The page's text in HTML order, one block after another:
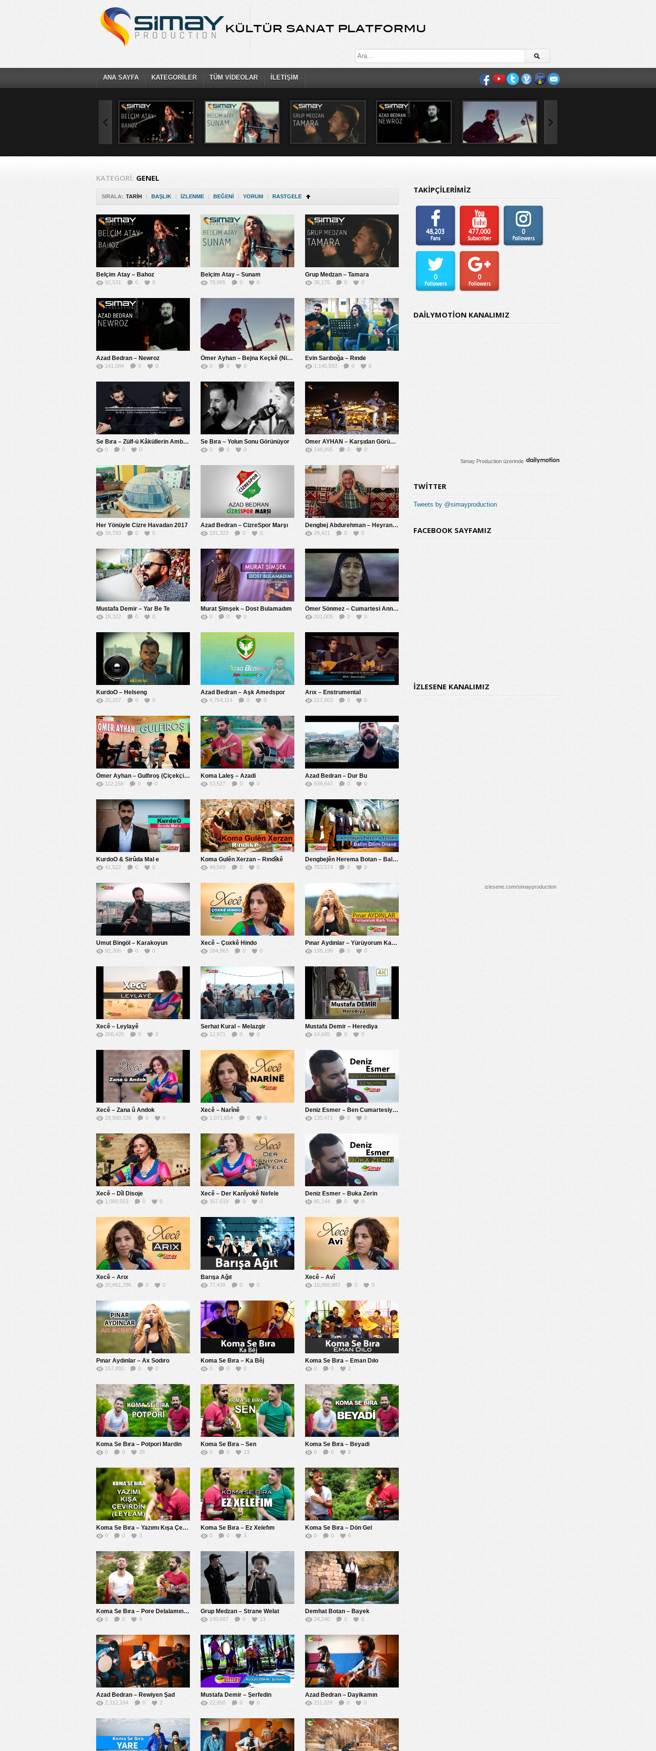
ANA SAYFA KATEGORİLER TÜM VİDEOLAR İLETİŞİM
KATEGORI: GENEL
SIRALA: TARIH | BAŞLIK | İZLENME | BEĞENI | YORUM | RASTGELE
Belçim Atay – Bahoz
92,531 0 0
Belçim Atay – Sunam
78,985 0 0
Grup Medzan – Tamara
36,175 0 0
Azad Bedran – Newroz
141,084 0 0
Ömer Ayhan – Bejna Keçkê (Nine Nine)
0 0 0
Evin Sarıboğa – Rınde
1,145,593 0 0
Se Bıra – Zülf-ü Kâküllerin Amber Misali
0 0 0
Se Bıra – Yolun Sonu Görünüyor
0 0 0
Ömer AYHAN – Karşıdan Görünen Ne Güzel Yayla
148,895 0 0
Her Yönüyle Cizre Havadan 2017
39,793 0 0
Azad Bedran – CizreSpor Marşı
191,323 0 0
Dengbej Abdurehman – Heyran Jaro
29,421 0 0
Mustafa Demir – Yar Be Te
18,322 0 0
Murat Şimşek – Dost Bulamadım
0 0 0
Ömer Sönmez – Cumartesi Anneleri
201,005 0 0
KurdoO – Helseng
20,207 0 0
Azad Bedran – Aşk Amedspor
4,754,114 0 0
Arıx – Enstrumental
217,803 0 0
Ömer Ayhan – Gulfıroş (Çiçekçi) 2017
112,158 0 0
Koma Laleş – Azadi
53,527 0 0
Azad Bedran – Dur Bu
938,647 0 0
KurdoO & Sirûda Mal e
41,522 0 0
Koma Gulên Xerzan – Rındîkê
49,569 0 0
Dengbejên Herema Botan – Balîm Dîlım Dilanê
753,574 0 0
Umut Bingöl – Karakoyun
92,306 0 0
Xecê – Çoxkê Hindo
184,963 0 0
Pınar Aydınlar – Yürüyorum Karlı Yolda
138,196 0 0
Xecê – Leylayê
266,425 0 0
Serhat Kural – Melazgir
12,971 0 0
Mustafa Demir – Herediya
14,685 0 0
Xecê – Zana û Andok
28,990,336 0 0
Xecê – Narînê
1,071,654 0 0
Deniz Esmer – Ben Cumartesiyim ( Ez Şemîme)
135,471 0 0
Xecê – Dîl Disoje
1,000,553 0 0
Xecê – Der Kanîyokê Nefele
357,619 0 0
Deniz Esmer – Buka Zerin
85,144 0 0
Xecê – Arıx
20,861,786 0 0
Barışa Ağıt
77,439 0 0
Xecê – Avî
10,086,983 0 0
Pınar Aydınlar – Ax Sodıro
157,880 0 0
Koma Se Bıra – Ka Bêj
0 0 0
Koma Se Bıra – Eman Dılo
0 0 2
Koma Se Bıra – Potpori Mardin
0 0 26
Koma Se Bıra – Sen
0 0 13
Koma Se Bıra – Beyadi
0 0 8
Koma Se Bıra – Yazımı Kışa Çevirdin ( Leylam )
0 0 3
Koma Se Bıra – Ez Xelefım
0 0 3
Koma Se Bıra – Dön Gel
0 0 6
Koma Se Bıra – Pore Delalamın Sore
0 0 9
Grup Medzan – Strane Welat
199,687 0 13
Demhat Botan – Bayek
24,240 0 0
Azad Bedran – Rewiyen Şad
2,312,184 0 2
Mustafa Demir – Şerfedin
22,650 0 0
Azad Bedran – Dayikamın
211,029 0 0
TAKİPÇİLERİMİZ
48,203
Fans
477,000
Subscriber
0
Followers
0
Followers
0
Followers
DAİLYMOTİON KANALIMIZ
Simay Production üzerinde
TWITTER
Tweets by @simayproduction
FACEBOOK SAYFAMIZ
İZLESENE KANALIMIZ
izlesene.com/simayproduction